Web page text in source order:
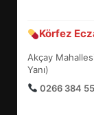
Körfez
Akçay
Yanı)
0266 384
6